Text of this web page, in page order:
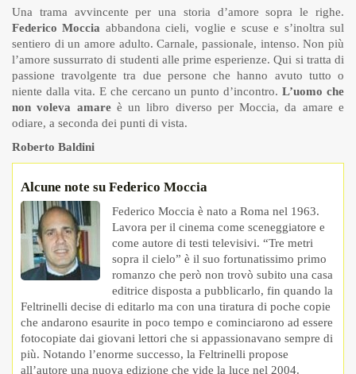
Una trama avvincente per una storia d’amore sopra le righe.
Federico Moccia abbandona cieli, voglie e scuse e s’inoltra sul
sentiero di un amore adulto. Carnale, passionale, intenso. Non più
l’amore sussurrato di studenti alle prime esperienze. Qui si tratta di
passione travolgente tra due persone che hanno avuto tutto o
niente dalla vita. E che cercano un punto d’incontro.L’uomo che
non voleva amareè un libro diverso per Moccia, da amare e
odiare, a seconda dei punti di vista.
Roberto Baldini
Alcune note su Federico Moccia
Federico Moccia è nato a Roma nel 1963.
Lavora per il cinema come sceneggiatore e
come autore di testi televisivi. “Tre metri
sopra il cielo” è il suo fortunatissimo primo
romanzo che però non trovò subito una casa
editrice disposta a pubblicarlo, fin quando la
Feltrinelli decise di editarlo ma con una tiratura di poche copie
che andarono esaurite in poco tempo e cominciarono ad essere
fotocopiate dai giovani lettori che si appassionavano sempre di
più. Notando l’enorme successo, la Feltrinelli propose
all’autore una nuova edizione che vide la luce nel 2004.